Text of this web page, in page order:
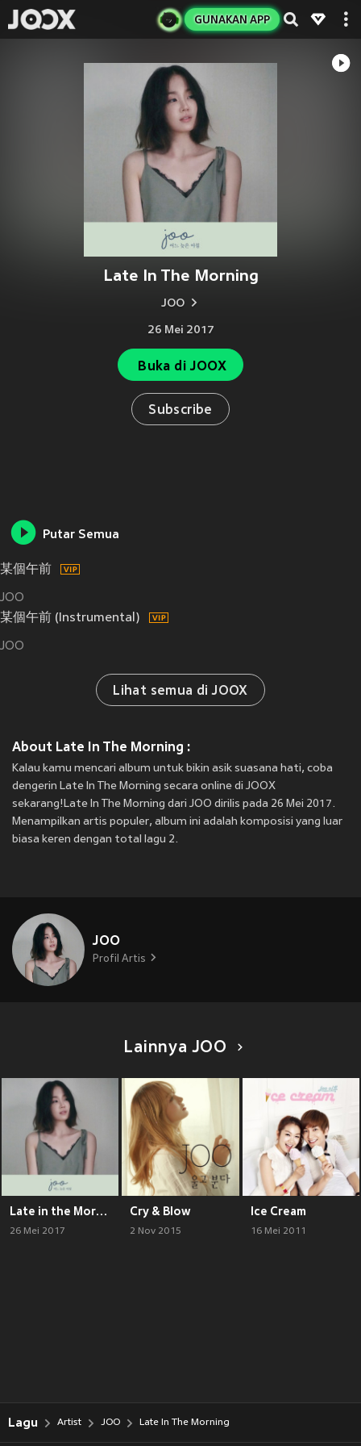
GUNAKAN APP
Late In The Morning
JOO
26 Mei 2017
Buka di JOOX
Subscribe
Putar Semua
某個午前
JOO
某個午前 (Instrumental)
JOO
Lihat semua di JOOX
About Late In The Morning :
Kalau kamu mencari album untuk bikin asik suasana hati, coba
dengerin Late In The Morning secara online di JOOX
sekarang!Late In The Morning dari JOO dirilis pada 26 Mei 2017.
Menampilkan artis populer, album ini adalah komposisi yang luar
biasa keren dengan total lagu 2.
JOO
Profil Artis
Lainnya JOO
Late in the Morning
26 Mei 2017
Cry & Blow
2 Nov 2015
Ice Cream
16 Mei 2011
Lagu Artist JOO Late In The Morning